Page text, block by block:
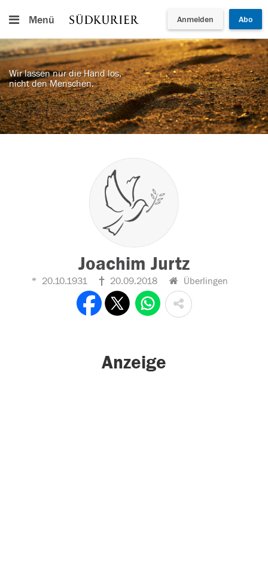
Menü Anmelden Abo
Wir lassen nur die Hand los,
nicht den Menschen.
Joachim Jurtz
20.10.1931 20.09.2018 Überlingen
Anzeige